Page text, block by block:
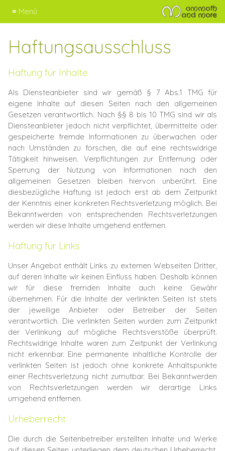
≡ Menü
Haftungsausschluss
Haftung für Inhalte
Als Diensteanbieter sind wir gemäß § 7 Abs.1 TMG für
eigene Inhalte auf diesen Seiten nach den allgemeinen
Gesetzen verantwortlich. Nach §§ 8 bis 10 TMG sind wir als
Diensteanbieter jedoch nicht verpflichtet, übermittelte oder
gespeicherte fremde Informationen zu überwachen oder
nach Umständen zu forschen, die auf eine rechtswidrige
Tätigkeit hinweisen. Verpflichtungen zur Entfernung oder
Sperrung der Nutzung von Informationen nach den
allgemeinen Gesetzen bleiben hiervon unberührt. Eine
diesbezügliche Haftung ist jedoch erst ab dem Zeitpunkt
der Kenntnis einer konkreten Rechtsverletzung möglich. Bei
Bekanntwerden von entsprechenden Rechtsverletzungen
werden wir diese Inhalte umgehend entfernen.
Haftung für Links
Unser Angebot enthält Links zu externen Webseiten Dritter,
auf deren Inhalte wir keinen Einfluss haben. Deshalb können
wir für diese fremden Inhalte auch keine Gewähr
übernehmen. Für die Inhalte der verlinkten Seiten ist stets
der jeweilige Anbieter oder Betreiber der Seiten
verantwortlich. Die verlinkten Seiten wurden zum Zeitpunkt
der Verlinkung auf mögliche Rechtsverstöße überprüft.
Rechtswidrige Inhalte waren zum Zeitpunkt der Verlinkung
nicht erkennbar. Eine permanente inhaltliche Kontrolle der
verlinkten Seiten ist jedoch ohne konkrete Anhaltspunkte
einer Rechtsverletzung nicht zumutbar. Bei Bekanntwerden
von Rechtsverletzungen werden wir derartige Links
umgehend entfernen.
Urheberrecht
Die durch die Seitenbetreiber erstellten Inhalte und Werke